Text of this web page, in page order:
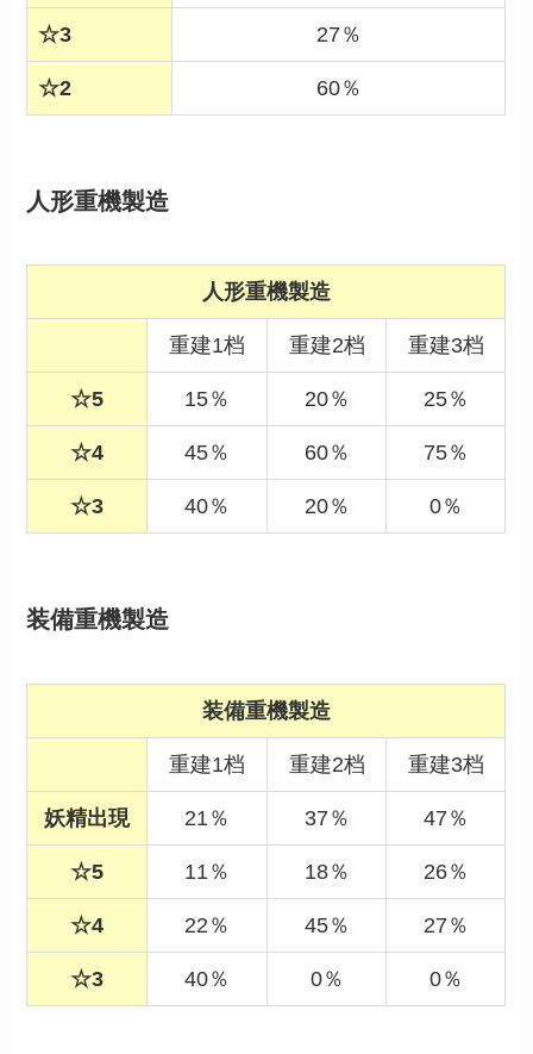
☆3 27％
☆2 60％
人形重機製造
人形重機製造
重建1档 重建2档 重建3档
☆5 15％ 20％ 25％
☆4 45％ 60％ 75％
☆3 40％ 20％ 0％
装備重機製造
装備重機製造
重建1档 重建2档 重建3档
妖精出現 21％ 37％ 47％
☆5 11％ 18％ 26％
☆4 22％ 45％ 27％
☆3 40％ 0％ 0％